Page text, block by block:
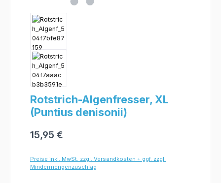
Rotstrich-Algenfresser, XL
(Puntius denisonii)
15,95 €
Preise inkl. MwSt. zzgl. Versandkosten + ggf. zzgl.
Mindermengenzuschlag